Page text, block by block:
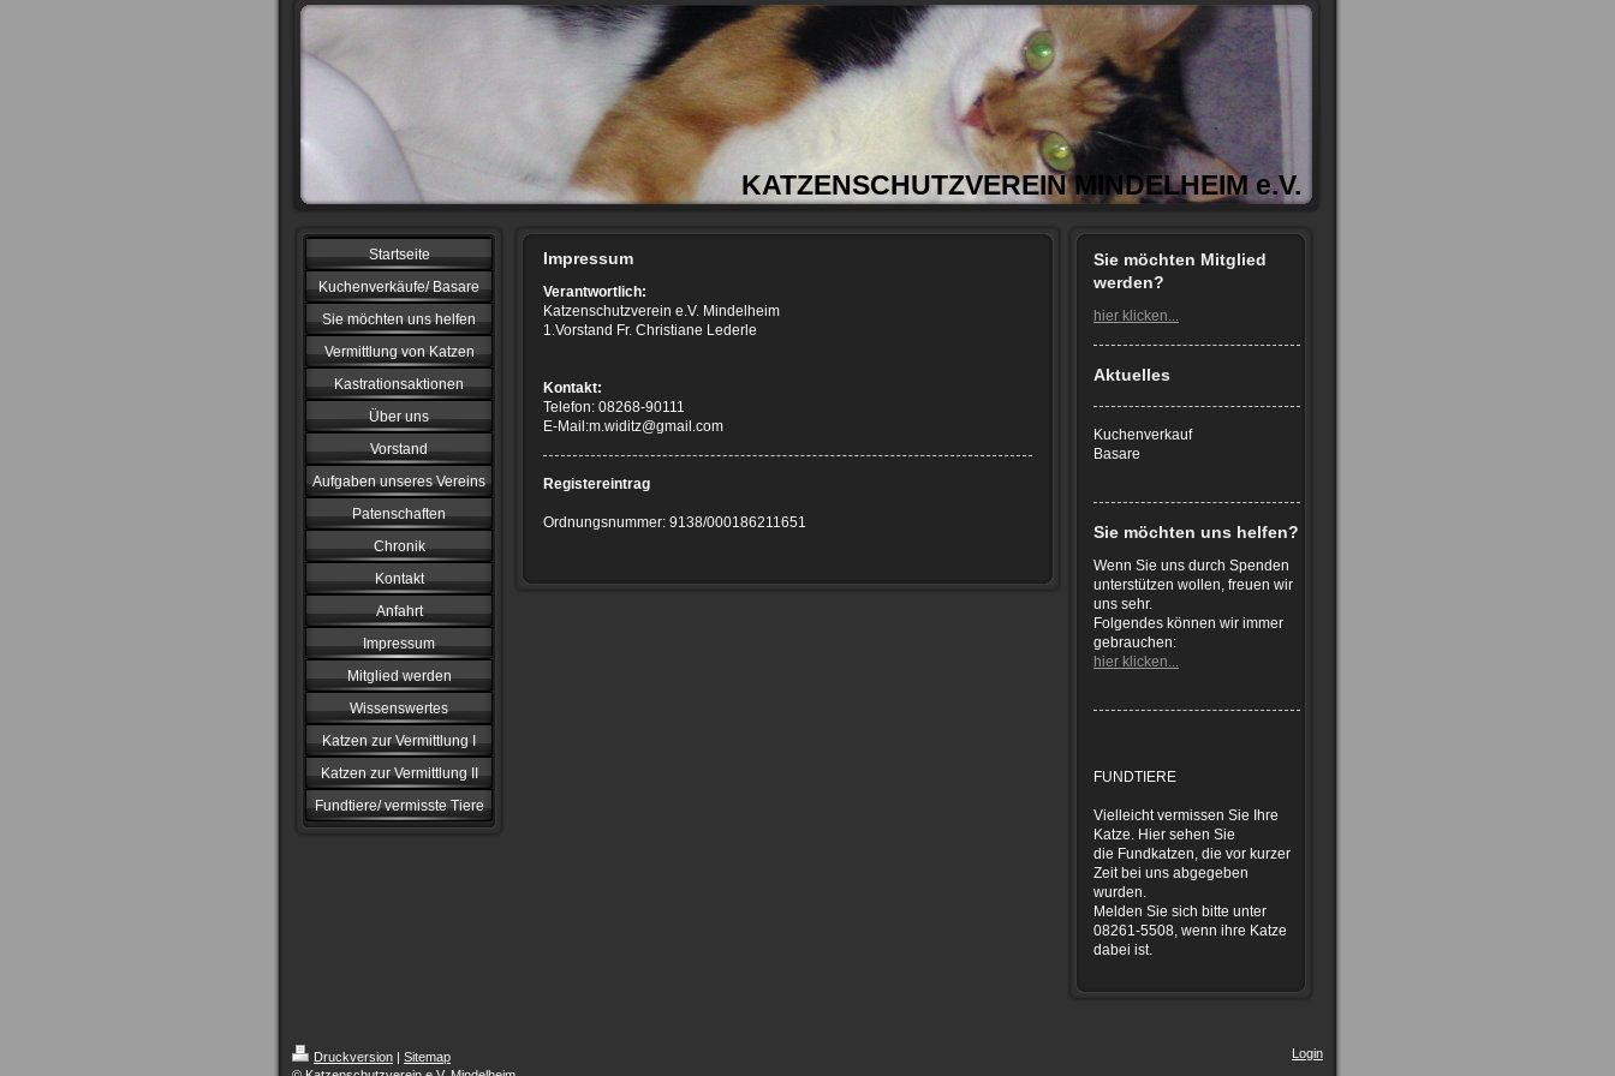
KATZENSCHUTZVEREIN MINDELHEIM e.V.
Startseite
Kuchenverkäufe/ Basare
Sie möchten uns helfen
Vermittlung von Katzen
Kastrationsaktionen
Über uns
Vorstand
Aufgaben unseres Vereins
Patenschaften
Chronik
Kontakt
Anfahrt
Impressum
Mitglied werden
Wissenswertes
Katzen zur Vermittlung I
Katzen zur Vermittlung II
Fundtiere/ vermisste Tiere
Impressum
Verantwortlich:
Katzenschutzverein e.V. Mindelheim
1.Vorstand Fr. Christiane Lederle
Kontakt:
Telefon: 08268-90111
E-Mail:m.widitz@gmail.com
Registereintrag
Ordnungsnummer: 9138/000186211651
Sie möchten Mitglied
werden?
hier klicken...
Aktuelles
Kuchenverkauf
Basare
Sie möchten uns helfen?
Wenn Sie uns durch Spenden
unterstützen wollen, freuen wir
uns sehr.
Folgendes können wir immer
gebrauchen:
hier klicken...
FUNDTIERE
Vielleicht vermissen Sie Ihre
Katze. Hier sehen Sie
die Fundkatzen, die vor kurzer
Zeit bei uns abgegeben
wurden.
Melden Sie sich bitte unter
08261-5508, wenn ihre Katze
dabei ist.
Druckversion | Sitemap
Login